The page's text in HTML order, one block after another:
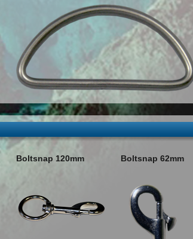
Boltsnap 120mm Boltsnap 62mm